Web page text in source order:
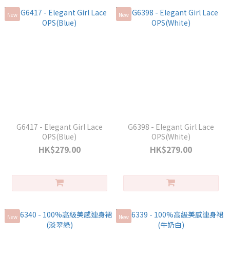
New
G6417 - Elegant Girl Lace
OPS(Blue)
HK$279.00
New
G6398 - Elegant Girl Lace
OPS(White)
HK$279.00
New New